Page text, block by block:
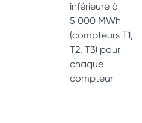
inférieure à
5 000 MWh
(compteurs T1,
T2, T3) pour
chaque
compteur